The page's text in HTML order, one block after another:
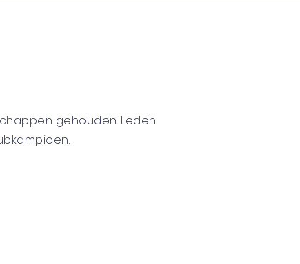
om de titel
gehouden. Leden